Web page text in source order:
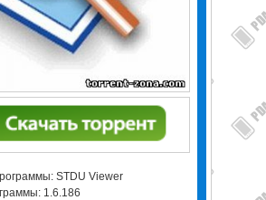
STDU Viewer
1.6.186